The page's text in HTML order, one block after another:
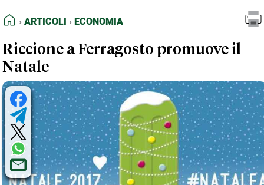
FEED RSS
NORMATIVE DEONTOLOGICHE
TERMINI e CONDIZIONI
HOME
ARTICOLI ECONOMIA
Riccione a Ferragosto promuove il
Natale